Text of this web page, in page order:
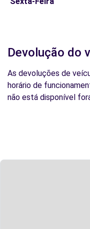
Devolução do
As devoluções de
horário de
não está disponível